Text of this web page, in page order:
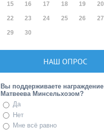
15 16 17 18 19 20
22 23 24 25 26 27
29 30
НАШ ОПРОС
Вы поддерживаете награждение
Матвеева Минсельхозом?
Да
Нет
Мне всё равно